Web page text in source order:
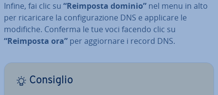
Infine, fai clic su “Reimposta dominio” nel menu in alto
per ri­ca­ri­ca­re la con­fi­gu­ra­zio­ne DNS e applicare le
modifiche. Conferma le tue voci facendo clic su
“Reimposta ora” per ag­gior­na­re i record DNS.
Consiglio